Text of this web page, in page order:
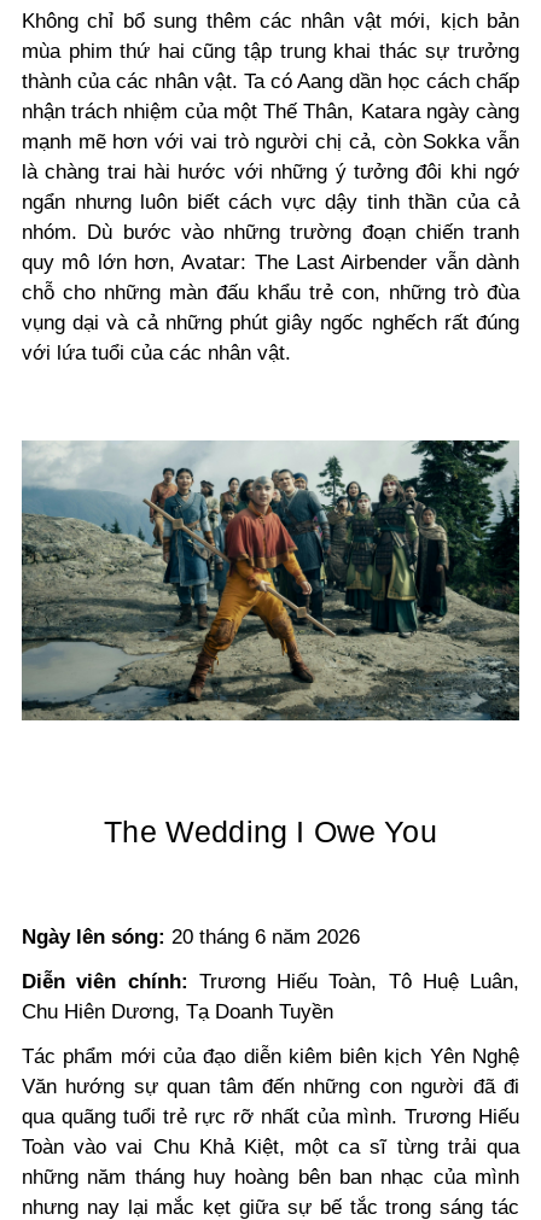
Không chỉ bổ sung thêm các nhân vật mới, kịch bản
mùa phim thứ hai cũng tập trung khai thác sự trưởng
thành của các nhân vật. Ta có Aang dần học cách chấp
nhận trách nhiệm của một Thế Thân, Katara ngày càng
mạnh mẽ hơn với vai trò người chị cả, còn Sokka vẫn
là chàng trai hài hước với những ý tưởng đôi khi ngớ
ngẩn nhưng luôn biết cách vực dậy tinh thần của cả
nhóm. Dù bước vào những trường đoạn chiến tranh
quy mô lớn hơn, Avatar: The Last Airbender vẫn dành
chỗ cho những màn đấu khẩu trẻ con, những trò đùa
vụng dại và cả những phút giây ngốc nghếch rất đúng
với lứa tuổi của các nhân vật.
The Wedding I Owe You
Ngày lên sóng: 20 tháng 6 năm 2026
Diễn viên chính: Trương Hiếu Toàn, Tô Huệ Luân,
Chu Hiên Dương, Tạ Doanh Tuyền
Tác phẩm mới của đạo diễn kiêm biên kịch Yên Nghệ
Văn hướng sự quan tâm đến những con người đã đi
qua quãng tuổi trẻ rực rỡ nhất của mình. Trương Hiếu
Toàn vào vai Chu Khả Kiệt, một ca sĩ từng trải qua
những năm tháng huy hoàng bên ban nhạc của mình
nhưng nay lại mắc kẹt giữa sự bế tắc trong sáng tác